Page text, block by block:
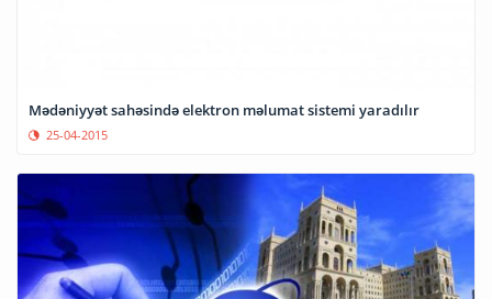
Mədəniyyət sahəsində elektron məlumat sistemi yaradılır
25-04-2015